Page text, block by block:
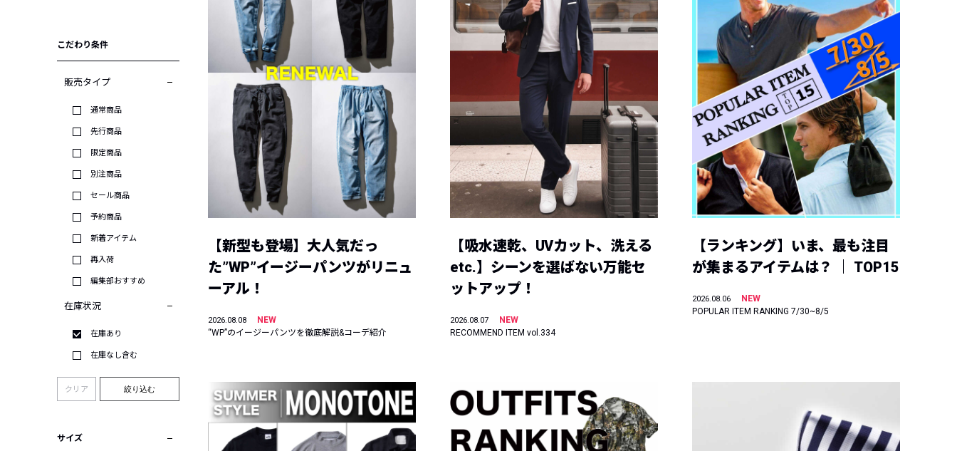
こだわり条件
販売タイプ
通常商品
先行商品
限定商品
別注商品
セール商品
予約商品
新着アイテム
再入荷
編集部おすすめ
在庫状況
在庫あり
在庫なし含む
クリア 絞り込む
サイズ
【新型も登場】大人気だっ
た”WP”イージーパンツがリニュ
ーアル！
2026.08.08
NEW
“WP”のイージーパンツを徹底解説&コーデ紹介
【吸水速乾、UVカット、洗える
etc.】シーンを選ばない万能セ
ットアップ！
2026.08.07
NEW
RECOMMEND ITEM vol.334
【ランキング】いま、最も注目
が集まるアイテムは？ ｜ TOP15
2026.08.06
NEW
POPULAR ITEM RANKING 7/30~8/5